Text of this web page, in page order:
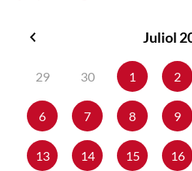
Juliol
29
30 1 2
6 7 8 9
13 14 15 16